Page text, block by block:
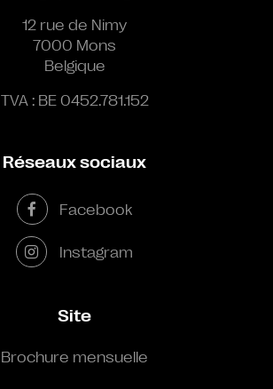
12 rue de Nimy
7000 Mons
Belgique
TVA : BE 0452.781.152
Réseaux sociaux
Facebook
Instagram
Site
Brochure mensuelle